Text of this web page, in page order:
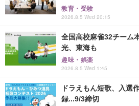
教育・受験
2026.8.5 Wed 20:15
全国高校麻雀32チーム
光、東海も
趣味・娯楽
2026.8.5 Wed 1:45
ドラえもん短歌、入選
録...9/3締切